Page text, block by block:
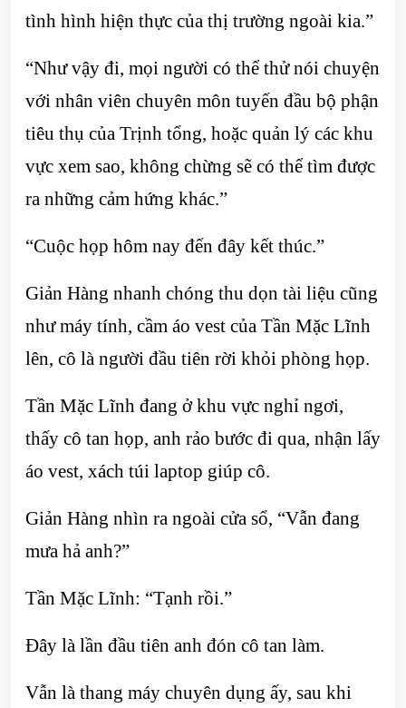
tình hình hiện thực của thị trường ngoài kia.”
“Như vậy đi, mọi người có thể thử nói chuyện
với nhân viên chuyên môn tuyến đầu bộ phận
tiêu thụ của Trịnh tổng, hoặc quản lý các khu
vực xem sao, không chừng sẽ có thể tìm được
ra những cảm hứng khác.”
“Cuộc họp hôm nay đến đây kết thúc.”
Giản Hàng nhanh chóng thu dọn tài liệu cũng
như máy tính, cầm áo vest của Tần Mặc Lĩnh
lên, cô là người đầu tiên rời khỏi phòng họp.
Tần Mặc Lĩnh đang ở khu vực nghỉ ngơi,
thấy cô tan họp, anh rảo bước đi qua, nhận lấy
áo vest, xách túi laptop giúp cô.
Giản Hàng nhìn ra ngoài cửa sổ, “Vẫn đang
mưa hả anh?”
Tần Mặc Lĩnh: “Tạnh rồi.”
Đây là lần đầu tiên anh đón cô tan làm.
Vẫn là thang máy chuyên dụng ấy, sau khi